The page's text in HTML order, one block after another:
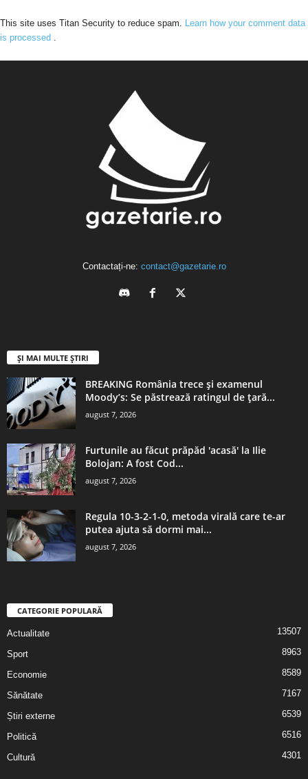
This site uses Titan Security to reduce spam. Learn how your comment data
is processed .
Contactați-ne: contact@gazetarie.ro
ȘI MAI MULTE ȘTIRI
BREAKING România trece și examenul
Moody’s: Se păstrează ratingul de țară...
august 7, 2026
Furtunile au făcut prăpăd 'acasă' la Ilie
Bolojan: A fost Cod...
august 7, 2026
Regula 10-3-2-1-0, metoda virală care te-ar
putea ajuta să dormi mai...
august 7, 2026
CATEGORIE POPULARĂ
Actualitate 13507
Sport 8963
Economie 8589
Sănătate 7167
Știri externe 6539
Politică 6516
Cultură 4301